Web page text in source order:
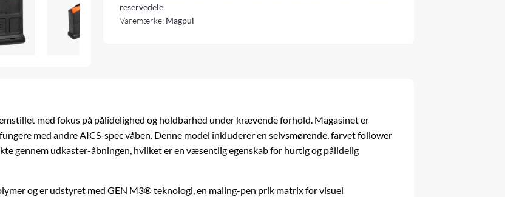
reservedele
Varemærke: Magpul
med fokus på pålidelighed og holdbarhed under krævende forhold. Magasinet er
med andre AICS-specvåben. Denne model inkluderer en selvsmørende, farvet follower
gennem udkaster-åbningen, hvilket er en væsentlig egenskab for hurtig og pålidelig
og er udstyret med GEN M3® teknologi, en maling-pen prik matrix for visuel